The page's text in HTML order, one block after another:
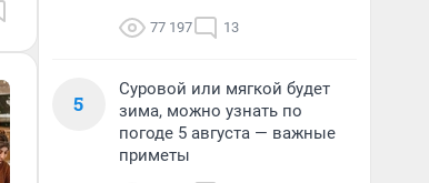
77 197 13
5
Суровой или мягкой будет
зима, можно узнать по
погоде 5 августа — важные
приметы